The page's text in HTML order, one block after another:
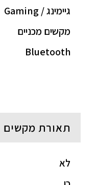
גיימינג / Gaming
מקשים מכניים
Bluetooth
תאורת מקשים
לא